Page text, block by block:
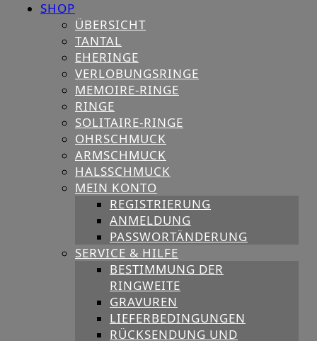
SHOP
ÜBERSICHT
TANTAL
EHERINGE
VERLOBUNGSRINGE
MEMOIRE-RINGE
RINGE
SOLITAIRE-RINGE
OHRSCHMUCK
ARMSCHMUCK
HALSSCHMUCK
MEIN KONTO
REGISTRIERUNG
ANMELDUNG
PASSWORTÄNDERUNG
SERVICE & HILFE
BESTIMMUNG DER
RINGWEITE
GRAVUREN
LIEFERBEDINGUNGEN
RÜCKSENDUNG UND